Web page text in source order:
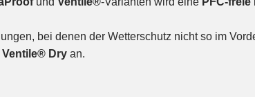
bei denen der Wetterschutz nicht so im
Ventile® Dry an.